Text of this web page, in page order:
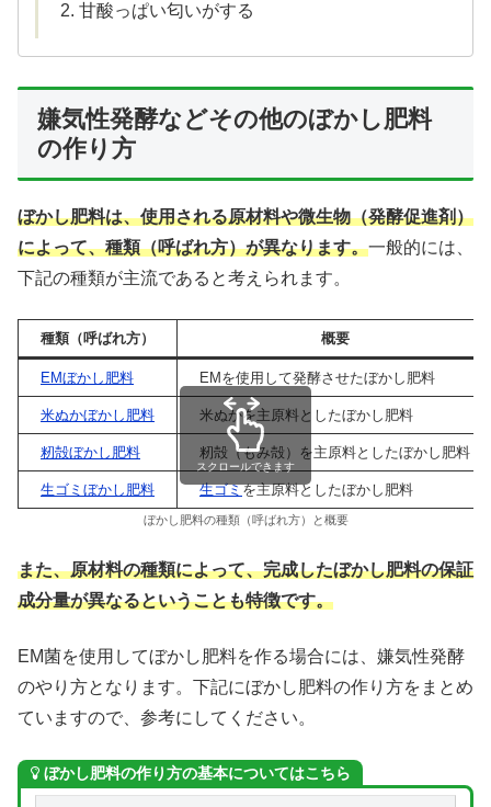
甘酸っぱい匂いがする
嫌気性発酵などその他のぼかし肥料
の作り方
ぼかし肥料は、使用される原材料や微生物（発酵促進剤）
によって、種類（呼ばれ方）が異なります。一般的には、
下記の種類が主流であると考えられます。
種類（呼ばれ方） 概要
EMぼかし肥料 EMを使用して発酵させたぼかし肥料
米ぬかぼかし肥料 米ぬかを主原料としたぼかし肥料
籾殻ぼかし肥料 籾殻（もみ殻）を主原料としたぼかし肥料
生ゴミぼかし肥料 生ゴミを主原料としたぼかし肥料
スクロールできます
ぼかし肥料の種類（呼ばれ方）と概要
また、原材料の種類によって、完成したぼかし肥料の保証
成分量が異なるということも特徴です。
EM菌を使用してぼかし肥料を作る場合には、嫌気性発酵
のやり方となります。下記にぼかし肥料の作り方をまとめ
ていますので、参考にしてください。
ぼかし肥料の作り方の基本についてはこちら
LinkedIn
コピー